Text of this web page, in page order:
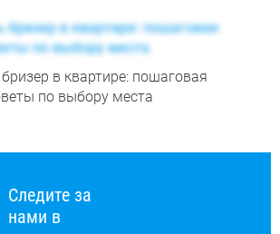
в квартире: пошаговая
по выбору места
Следите за
нами в